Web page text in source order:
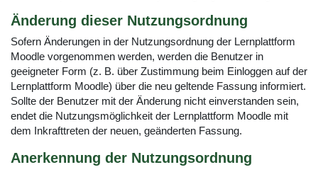
Änderung dieser Nutzungsordnung
Sofern Änderungen in der Nutzungsordnung der Lernplattform
Moodle vorgenommen werden, werden die Benutzer in
geeigneter Form (z. B. über Zustimmung beim Einloggen auf der
Lernplattform Moodle) über die neu geltende Fassung informiert.
Sollte der Benutzer mit der Änderung nicht einverstanden sein,
endet die Nutzungsmöglichkeit der Lernplattform Moodle mit
dem Inkrafttreten der neuen, geänderten Fassung.
Anerkennung der Nutzungsordnung